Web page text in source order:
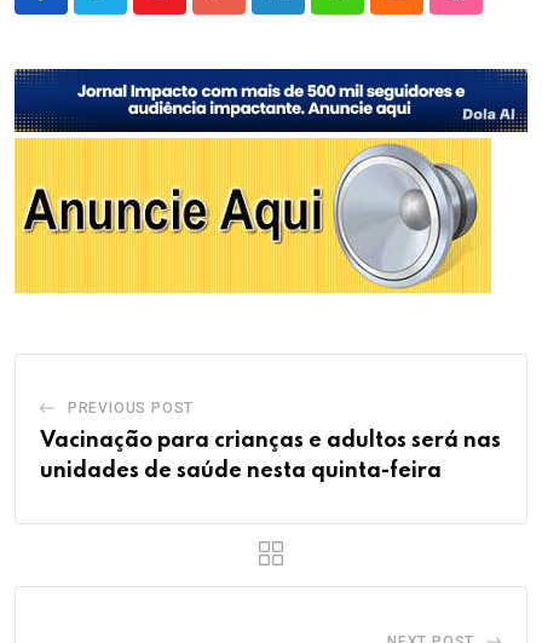
PREVIOUS POST
Vacinação para crianças e adultos será nas
unidades de saúde nesta quinta-feira